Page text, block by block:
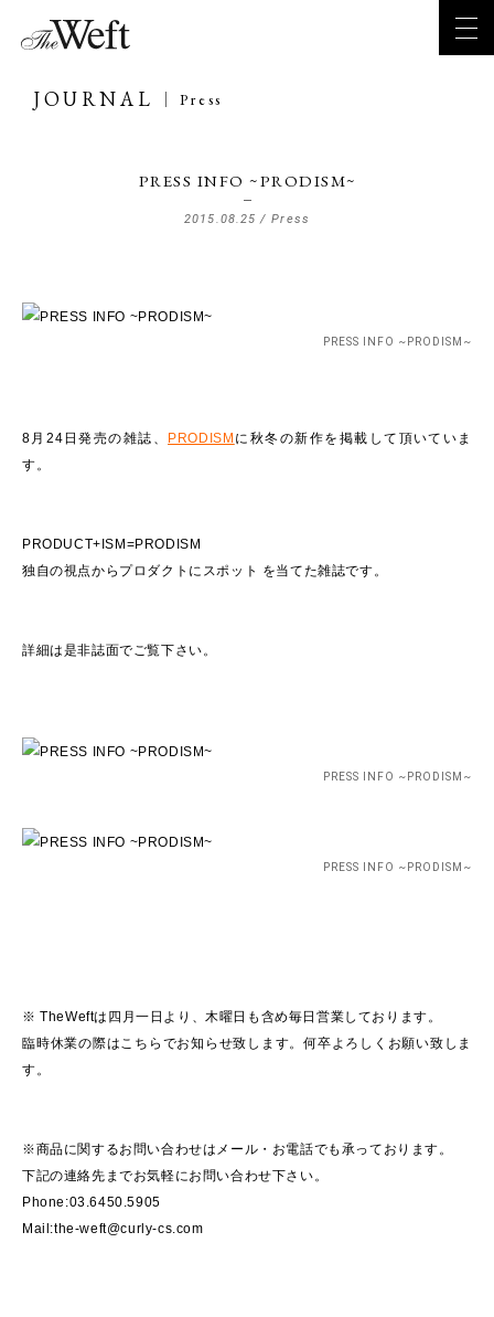
JOURNAL Press
PRESS INFO ~PRODISM~
2015.08.25 / Press
PRESS INFO ~PRODISM~
8月24日発売の雑誌、 PRODISMに秋冬の新作を掲載して頂いていま
す。
PRODUCT+ISM=PRODISM
独自の視点からプロダクトにスポット を当てた雑誌です。
詳細は是非誌面でご覧下さい。
PRESS INFO ~PRODISM~
PRESS INFO ~PRODISM~
※ TheWeftは四月一日より、木曜日も含め毎日営業しております。
臨時休業の際はこちらでお知らせ致します。何卒よろしくお願い致しま
す。
※商品に関するお問い合わせはメール・お電話でも承っております。
下記の連絡先までお気軽にお問い合わせ下さい。
Phone:03.6450.5905
Mail:the-weft@curly-cs.com